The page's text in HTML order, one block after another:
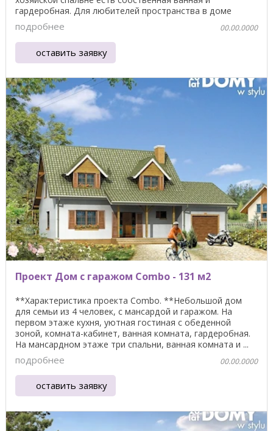
гардеробная. Для любителей пространства в доме
разработана ...
подробнее 00.00.0000
оставить заявку
Проект Дом с гаражом Combo - 131 м2
**Характеристика проекта Combo. **Небольшой дом
для семьи из 4 человек, с мансардой и гаражом. На
первом этаже кухня, уютная гостиная с обеденной
зоной, комната-кабинет, ванная комната, гардеробная.
На мансардном этаже три спальни, ванная комната и ...
подробнее 00.00.0000
оставить заявку